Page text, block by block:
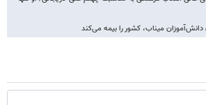
میناب، کشور را بیمه می‌کند